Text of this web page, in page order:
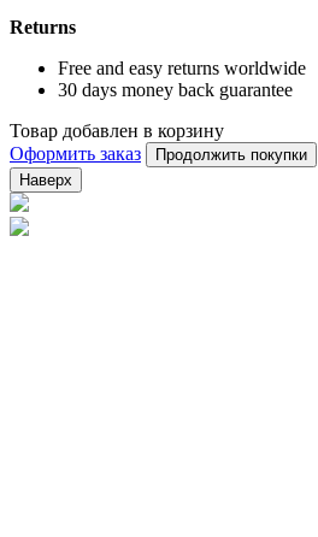
Returns
Free and easy returns worldwide
30 days money back guarantee
Товар добавлен в корзину
Оформить заказ
Продолжить покупки
Наверх